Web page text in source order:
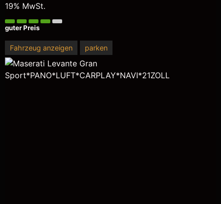
19% MwSt.
guter Preis
Fahrzeug anzeigen parken